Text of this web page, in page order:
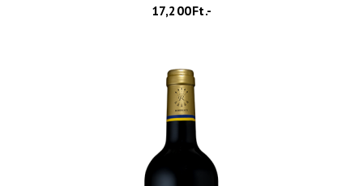
17,200Ft.-